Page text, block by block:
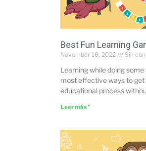
Best Fun Learning
November 16, 2022 Sin
Learning while doing
most effective ways to
educational process
Leer más "